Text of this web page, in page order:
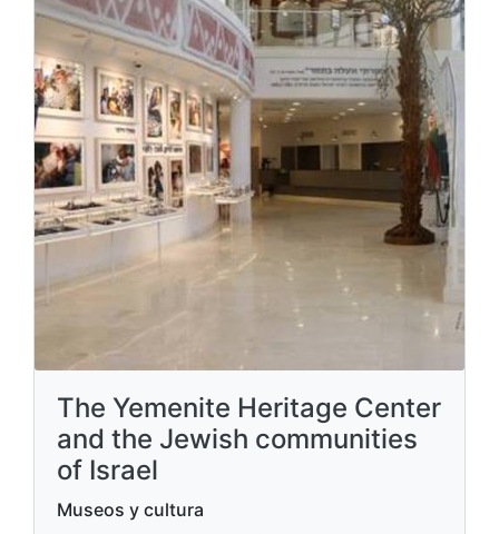
The Yemenite Heritage Center
and the Jewish communities
of Israel
Museos y cultura